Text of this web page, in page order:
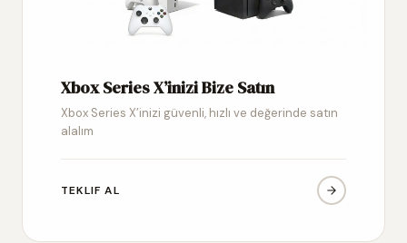
Xbox Series X’inizi Bize Satın
Xbox Series X’inizi güvenli, hızlı ve değerinde satın
alalım
TEKLIF AL